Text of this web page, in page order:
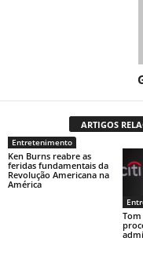
ARTIGOS
Entretenimento
Ken Burns reabre as
feridas fundamentais da
Revolução Americana na
América
Tom